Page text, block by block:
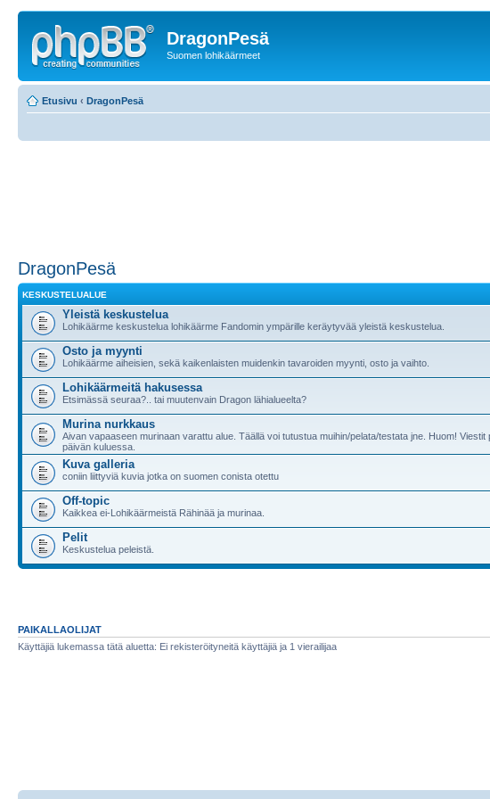
DragonPesä
Suomen lohikäärmeet
Etusivu ‹ DragonPesä
DragonPesä
KESKUSTELUALUE
Yleistä keskustelua
Lohikäärme keskustelua lohikäärme Fandomin ympärille keräytyvää yleistä keskustelua.
Osto ja myynti
Lohikäärme aiheisien, sekä kaikenlaisten muidenkin tavaroiden myynti, osto ja vaihto.
Lohikäärmeitä hakusessa
Etsimässä seuraa?.. tai muutenvain Dragon lähialueelta?
Murina nurkkaus
Aivan vapaaseen murinaan varattu alue. Täällä voi tutustua muihin/pelata/testata jne. Huom!
päivän kuluessa.
Kuva galleria
coniin liittyviä kuvia jotka on suomen conista otettu
Off-topic
Kaikkea ei-Lohikäärmeistä Rähinää ja murinaa.
Pelit
Keskustelua peleistä.
PAIKALLAOLIJAT
Käyttäjiä lukemassa tätä aluetta: Ei rekisteröityneitä käyttäjiä ja 1 vierailijaa